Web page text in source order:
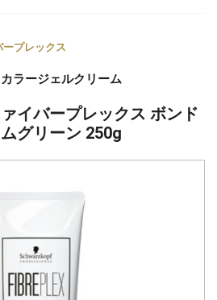
ープレックス
ラージェルクリーム
イバープレックス ボンド
グリーン 250g